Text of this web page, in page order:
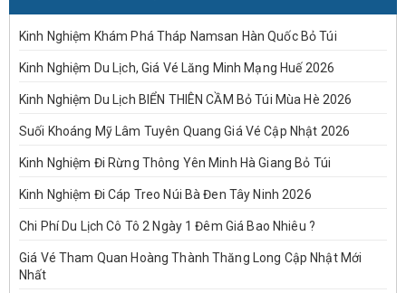
Kinh Nghiệm Khám Phá Tháp Namsan Hàn Quốc Bỏ Túi
Kinh Nghiệm Du Lịch, Giá Vé Lăng Minh Mạng Huế 2026
Kinh Nghiệm Du Lịch BIỂN THIÊN CẦM Bỏ Túi Mùa Hè 2026
Suối Khoáng Mỹ Lâm Tuyên Quang Giá Vé Cập Nhật 2026
Kinh Nghiệm Đi Rừng Thông Yên Minh Hà Giang Bỏ Túi
Kinh Nghiệm Đi Cáp Treo Núi Bà Đen Tây Ninh 2026
Chi Phí Du Lịch Cô Tô 2 Ngày 1 Đêm Giá Bao Nhiêu ?
Giá Vé Tham Quan Hoàng Thành Thăng Long Cập Nhật Mới
Nhất